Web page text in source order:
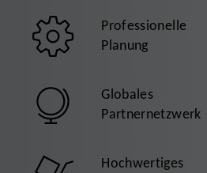
Professionelle
Planung
Globales
Partnernetzwerk
Hochwertiges